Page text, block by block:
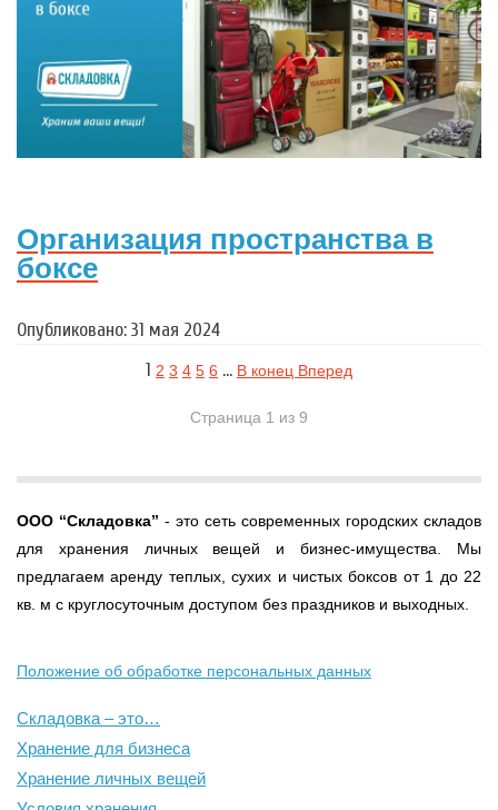
Организация пространства в
боксе
Опубликовано: 31 мая 2024
1 2 3 4 5 6 … В конец Вперед
Страница 1 из 9
ООО “Складовка” - это сеть современных городских складов
для хранения личных вещей и бизнес-имущества. Мы
предлагаем аренду теплых, сухих и чистых боксов от 1 до 22
кв. м с круглосуточным доступом без праздников и выходных.
Положение об обработке персональных данных
Складовка – это…
Хранение для бизнеса
Хранение личных вещей